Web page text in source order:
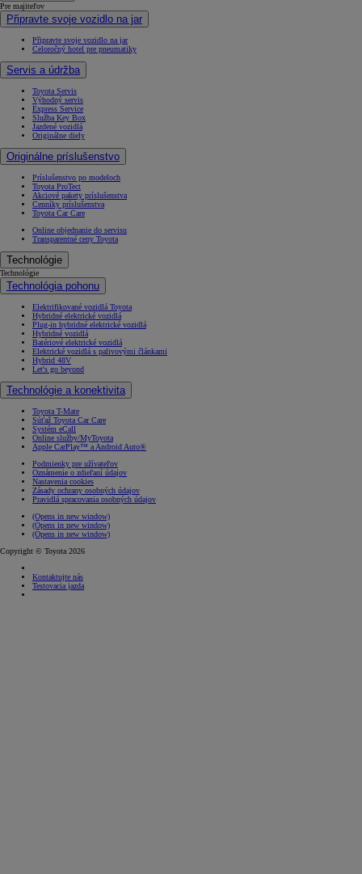
Pre majiteľov
Připravte svoje vozidlo na jar
Připravte svoje vozidlo na jar
Celoročný hotel pre pneumatiky
Servis a údržba
Toyota Servis
Výhodný servis
Express Service
Služba Key Box
Jazdené vozidlá
Originálne diely
Originálne príslušenstvo
Príslušenstvo po modeloch
Toyota ProTect
Akciové pakety príslušenstva
Cenníky príslušenstva
Toyota Car Care
Online objednanie do servisu
Transparentné ceny Toyota
Technológie
Technológie
Technológia pohonu
Elektrifikované vozidlá Toyota
Hybridné elektrické vozidlá
Plug-in hybridné elektrické vozidlá
Hybridné vozidlá
Batériové elektrické vozidlá
Elektrické vozidlá s palivovými článkami
Hybrid 48V
Let's go beyond
Technológie a konektivita
Toyota T-Mate
Súťaž Toyota Car Care
Systém eCall
Online služby/MyToyota
Apple CarPlay™ a Android Auto®
Podmienky pre užívateľov
Oznámenie o zdieľaní údajov
Nastavenia cookies
Zásady ochrany osobných údajov
Pravidlá spracovania osobných údajov
(Opens in new window)
(Opens in new window)
(Opens in new window)
Copyright © Toyota 2026
Kontaktujte nás
Testovacia jazda